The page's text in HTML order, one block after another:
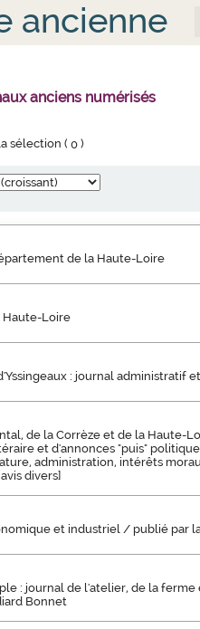
ancienne
anciens numérisés
sélection (0 )
de la Haute-Loire
Haute-Loire
: journal administratif
de la Corrèze et de la Haute-
et d'annonces "puis"
administration, intérêts
divers]
et industriel / publié par
: journal de l'atelier, de la
Bonnet